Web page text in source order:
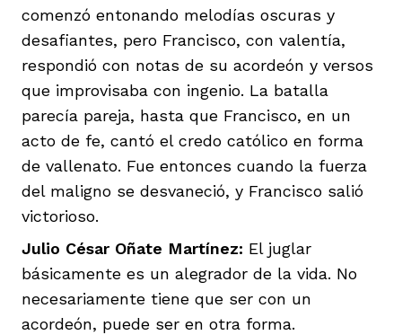
comenzó entonando melodías oscuras y
desafiantes, pero Francisco, con valentía,
respondió con notas de su acordeón y versos
que improvisaba con ingenio. La batalla
parecía pareja, hasta que Francisco, en un
acto de fe, cantó el credo católico en forma
de vallenato. Fue entonces cuando la fuerza
del maligno se desvaneció, y Francisco salió
victorioso.
Julio César Oñate Martínez: El juglar
básicamente es un alegrador de la vida. No
necesariamente tiene que ser con un
acordeón, puede ser en otra forma.